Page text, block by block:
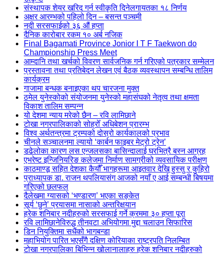
संस्थापक शेयर खरिद गर्न स्वीकृति दिनेलगायतका १८ निर्णय
अक्षर आरम्भको पहिलो दिन – बसन्त पञ्चमी
नदी सरसफाईको ३६ औं हप्ता
दैनिक कारोबार रकम १० अर्ब नजिक
Final Bagamati Province Jonior I T F Taekwon do
Championship Press Meet
आम्दानि तथा खर्चको विवरण सार्वजनिक गर्न गरिएको पत्रकार सम्मेलन
प्रस्तावना तथा प्रतिबेदन लेखन एवं बैठक व्यवस्थापन सम्बन्धि तालिम
कार्यक्रम
गाजामा बन्धक बनाइएका थप चारजना मुक्त
ठमेल युनेस्कोको संयोजनमा युनेस्को महासंघको नेतृत्व तथा क्षमता
विकाश तालिम सम्पन्न
यो देशमा न्याय मरेको छैन – रवि लामिछाने
टोखा नगरपालिकाको सोह्रोँ अधिबेशन प्रारम्भ
विश्व अर्थतन्त्रमा ट्रम्पको दोस्रो कार्यकालको प्रभाव
चीनले सञ्चालनमा ल्यायो ‘कार्बन फाइबर मेट्रो ट्रेन’
डढेलोका कारण लस एन्जलसका बासिन्दालाई घरभित्रै बस्न आग्रह
एभरेष्ट इन्जिनियरिङ कलेजमा निर्माण सामग्रीको व्यवसायिक परीक्षण
काठमाण्डू सहित देशका कैयौँ भागहरूमा आइतवार देखि हुस्सु र कुहिरो
प्राध्यापक डा. राजन थपलियासंग आजको नयाँ ए आई सम्बन्धी बिषयमा
गरिएको छलफल
दैलेखमा ग्यासको ‘भण्डारण’ भएका सङ्केत
सूर्य ‘छुने’ प्रयासमा नासाको अन्तरिक्षयान
हरेक शनिबार नदीहरुको सरसफाई गर्ने क्रममा ३० हप्ता पूरा
रवि लामिछानेविरुद्ध तीनवटा अभियोगमा मुद्दा चलाउन सिफारिस
डिन नियुक्तिमा सधैंको भागबन्डा
महाभियोग पारित भएसँगै दक्षिण कोरियाका राष्ट्रपति निलम्बित
टोखा नगरपालिका बिभिन्न खोलानालाहरु हरेक शनिबार नदीहरुको